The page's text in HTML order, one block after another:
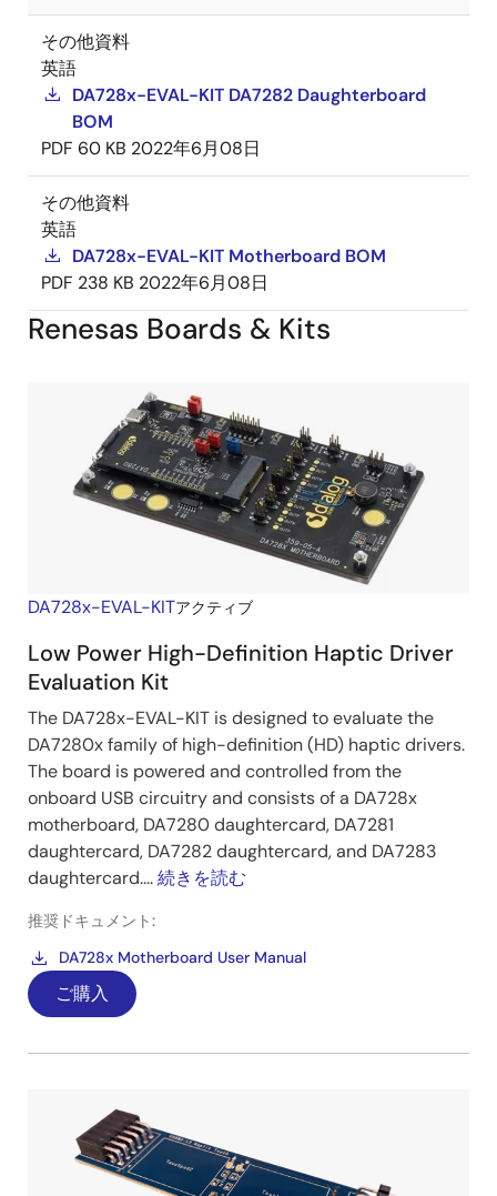
その他資料
英語
DA728x-EVAL-KIT DA7282 Daughterboard
BOM
PDF 60 KB 2022年6月08日
その他資料
英語
DA728x-EVAL-KIT Motherboard BOM
PDF 238 KB 2022年6月08日
Renesas Boards & Kits
DA728x-EVAL-KITアクティブ
Low Power High-Definition Haptic Driver
Evaluation Kit
The DA728x-EVAL-KIT is designed to evaluate the
DA7280x family of high-definition (HD) haptic drivers.
The board is powered and controlled from the
onboard USB circuitry and consists of a DA728x
motherboard, DA7280 daughtercard, DA7281
daughtercard, DA7282 daughtercard, and DA7283
daughtercard....続きを読む
推奨ドキュメント:
DA728x Motherboard User Manual
ご購入